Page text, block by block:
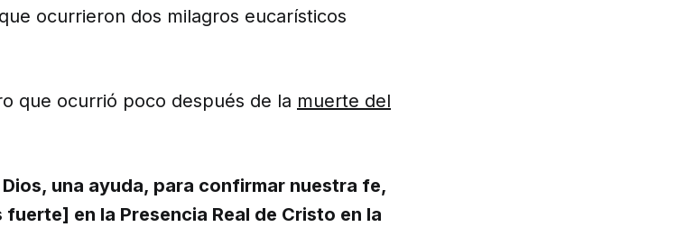
ocurrieron dos milagros eucarísticos
que ocurrió poco después de la muerte del
una ayuda, para confirmar nuestra fe,
en la Presencia Real de Cristo en la